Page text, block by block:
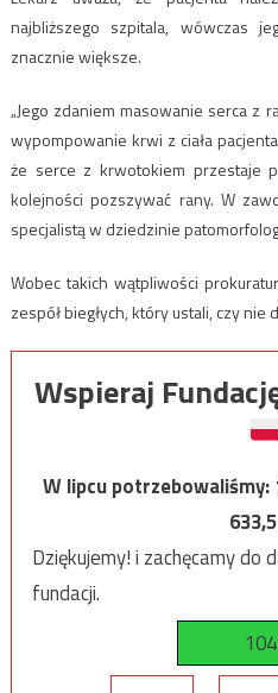
najbliższego szpitala, wówczas
znacznie większe.
„Jego zdaniem masowanie serca z
wypompowanie krwi z ciała
że serce z krwotokiem przestaje
kolejności pozszywać rany. W
specjalistą w dziedzinie
Wobec takich wątpliwości
zespół biegłych, który ustali, czy nie
Wspieraj
W lipcu potrzebowaliśmy:
633,5
Dziękujemy! i zachęcamy do
fundacji.